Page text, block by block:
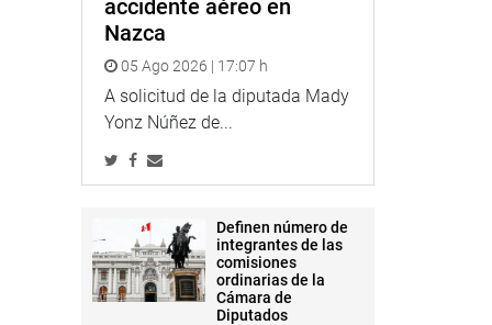
accidente aéreo en
Nazca
05 Ago 2026 | 17:07 h
A solicitud de la diputada Mady
Yonz Núñez de...
Definen número de
integrantes de las
comisiones
ordinarias de la
Cámara de
Diputados